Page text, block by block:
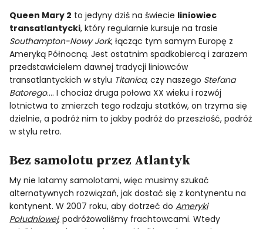
Queen Mary 2 to jedyny dziś na świecie liniowiec
transatlantycki, który regularnie kursuje na trasie
Southampton-Nowy Jork, łącząc tym samym Europę z
Ameryką Północną. Jest ostatnim spadkobiercą i zarazem
przedstawicielem dawnej tradycji liniowców
transatlantyckich w stylu Titanica, czy naszego Stefana
Batorego…. I chociaż druga połowa XX wieku i rozwój
lotnictwa to zmierzch tego rodzaju statków, on trzyma się
dzielnie, a podróż nim to jakby podróż do przeszłość, podróż
w stylu retro.
Bez samolotu przez Atlantyk
My nie latamy samolotami, więc musimy szukać
alternatywnych rozwiązań, jak dostać się z kontynentu na
kontynent. W 2007 roku, aby dotrzeć doAmeryki
Południowej, podróżowaliśmy frachtowcami. Wtedy